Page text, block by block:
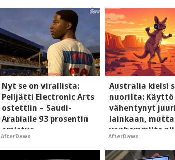
Nyt se on virallista:
Pelijätti Electronic Arts
ostettiin – Saudi-
Arabialle 93 prosentin
omistus
AfterDawn
Australia kielsi
nuorilta: Käyttö
vähentynyt
lainkaan,
vanhemmilta
AfterDawn